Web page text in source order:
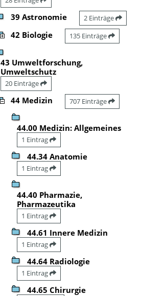
39 Astronomie 2 Einträge
42 Biologie 135 Einträge
43 Umweltforschung,
Umweltschutz
20 Einträge
44 Medizin 707 Einträge
44.00 Medizin: Allgemeines
1 Eintrag
44.34 Anatomie
1 Eintrag
44.40 Pharmazie,
Pharmazeutika
1 Eintrag
44.61 Innere Medizin
1 Eintrag
44.64 Radiologie
1 Eintrag
44.65 Chirurgie